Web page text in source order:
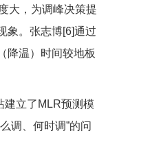
大，为调峰决策提
象。张志博[6]通过
降温）时间较地板
立了MLR预测模
调、何时调”的问